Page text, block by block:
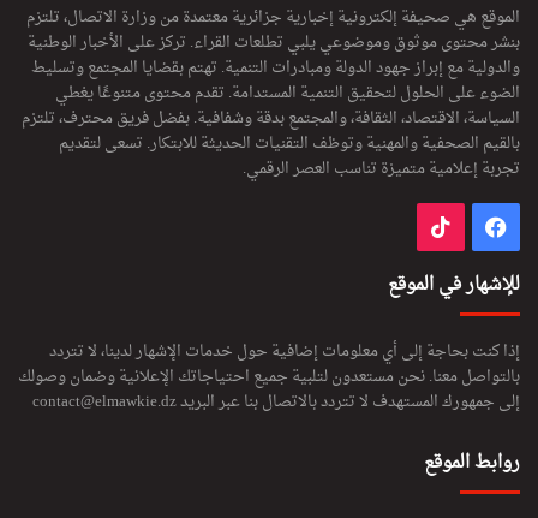
الموقع هي صحيفة إلكترونية إخبارية جزائرية معتمدة من وزارة الاتصال، تلتزم
بنشر محتوى موثوق وموضوعي يلبي تطلعات القراء. تركز على الأخبار الوطنية
والدولية مع إبراز جهود الدولة ومبادرات التنمية. تهتم بقضايا المجتمع وتسليط
الضوء على الحلول لتحقيق التنمية المستدامة. تقدم محتوى متنوعًا يغطي
السياسة، الاقتصاد، الثقافة، والمجتمع بدقة وشفافية. بفضل فريق محترف، تلتزم
بالقيم الصحفية والمهنية وتوظف التقنيات الحديثة للابتكار. تسعى لتقديم
تجربة إعلامية متميزة تناسب العصر الرقمي.
فيسبوك
للإشهار في الموقع
إذا كنت بحاجة إلى أي معلومات إضافية حول خدمات الإشهار لدينا، لا تتردد
بالتواصل معنا. نحن مستعدون لتلبية جميع احتياجاتك الإعلانية وضمان وصولك
إلى جمهورك المستهدف لا تتردد بالاتصال بنا عبر البريدcontact@elmawkie.dz
روابط الموقع